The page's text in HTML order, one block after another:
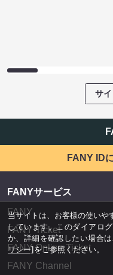
サ
FANY ID
FANYサービス
FANY
FANY Ticket
FANY Online Ticket
FANY Channel
当サイトは、お客様の使い
しています。このダイアロ
か、詳細を確認したい場合は
リシー]をご参照ください。